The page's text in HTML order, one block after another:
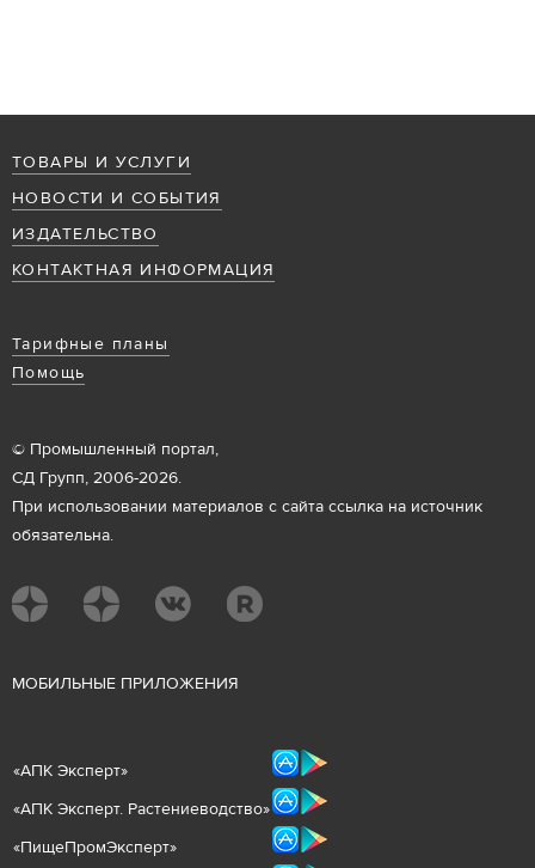
ТОВАРЫ И УСЛУГИ
НОВОСТИ И СОБЫТИЯ
ИЗДАТЕЛЬСТВО
КОНТАКТНАЯ ИНФОРМАЦИЯ
Тарифные планы
Помощь
© Промышленный портал,
СД Групп, 2006-2026.
При использовании материалов с сайта ссылка на источник
обязательна.
МОБИЛЬНЫЕ ПРИЛОЖЕНИЯ
«АПК Эксперт»
«АПК Эксперт. Растениеводство»
«ПищеПромЭксперт»